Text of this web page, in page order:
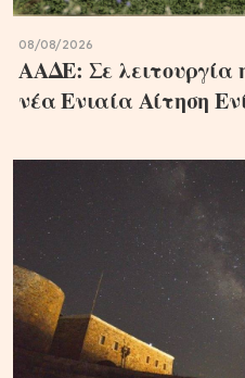
08/08/2026
ΑΑΔΕ: Σε
νέα Ενιαία Αίτηση